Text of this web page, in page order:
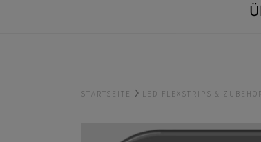
STARTSEITE LED-FLEXSTRIPS &